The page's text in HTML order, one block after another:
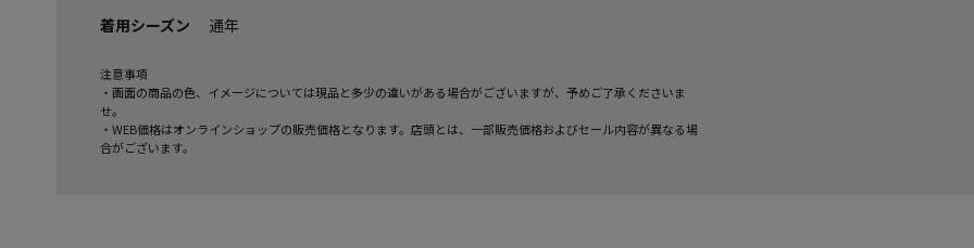
着用シーズン
通年
注意事項
・画面の商品の色、イメージについては現品と多少の違いがある場合がございますが、予めご了承くださいま
せ。
・WEB価格はオンラインショップの販売価格となります。店頭とは、一部販売価格およびセール内容が異なる場
合がございます。